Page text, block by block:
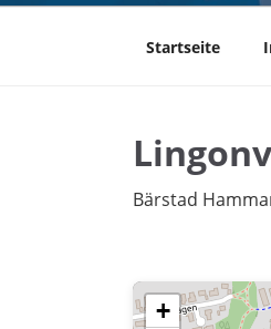
Startseite
Bärstad
+